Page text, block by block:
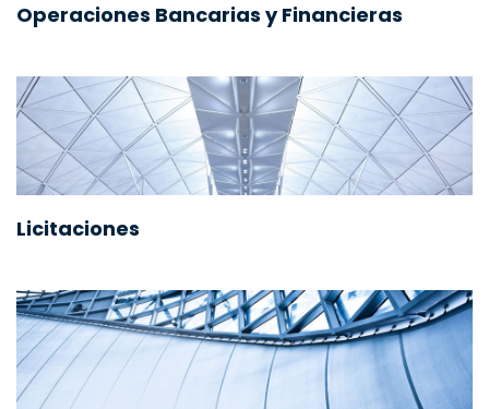
Operaciones Bancarias y Financieras
Licitaciones